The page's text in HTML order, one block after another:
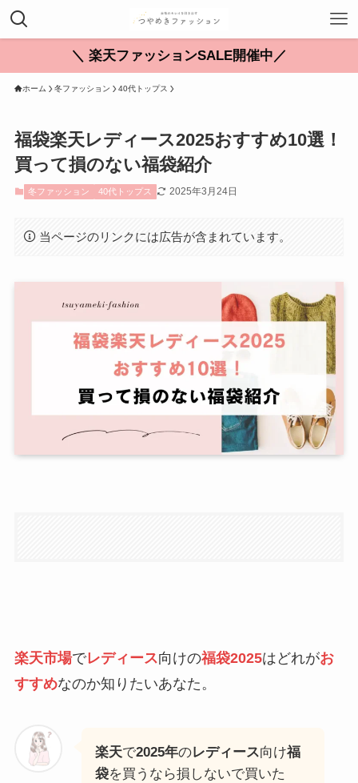
＼ 楽天ファッションSALE開催中／
ホーム 冬ファッション 40代トップス
福袋楽天レディース2025おすすめ10選！
買って損のない福袋紹介
冬ファッション 40代トップス 2025年3月24日
当ページのリンクには広告が含まれています。
楽天市場でレディース向けの福袋2025はどれがお
すすめなのか知りたいあなた。
楽天で2025年のレディース向け福
袋を買うなら損しないで買いた